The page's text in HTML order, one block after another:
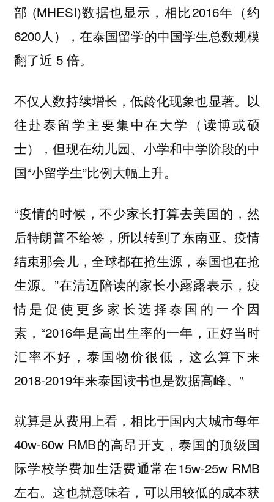
部 (MHESI)数据也显示，相比2016年（约
6200人），在泰国留学的中国学生总数规模
翻了近 5 倍。
不仅人数持续增长，低龄化现象也显著。以
往赴泰留学主要集中在大学（读博或硕
士），但现在幼儿园、小学和中学阶段的中
国“小留学生”比例大幅上升。
“疫情的时候，不少家长打算去美国的，然
后特朗普不给签，所以转到了东南亚。疫情
结束那会儿，全球都在抢生源，泰国也在抢
生源。”在清迈陪读的家长小露露表示，疫
情是促使更多家长选择泰国的一个因
素，“2016年是高出生率的一年，正好当时
汇率不好，泰国物价很低，这么算下来
2018-2019年来泰国读书也是数据高峰。”
就算是从费用上看，相比于国内大城市每年
40w-60w RMB的高昂开支，泰国的顶级国
际学校学费加生活费通常在15w-25w RMB
左右。这也就意味着，可以用较低的成本获